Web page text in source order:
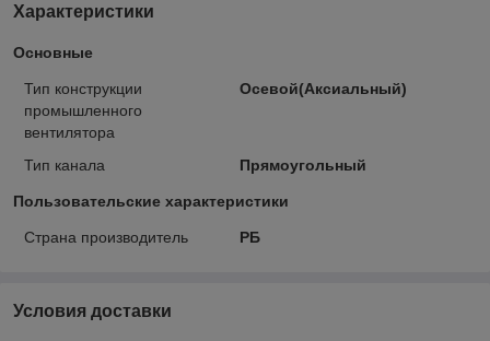
Характеристики
Основные
Тип конструкции
промышленного
вентилятора
Осевой(Аксиальный)
Тип канала Прямоугольный
Пользовательские характеристики
Страна производитель РБ
Условия доставки